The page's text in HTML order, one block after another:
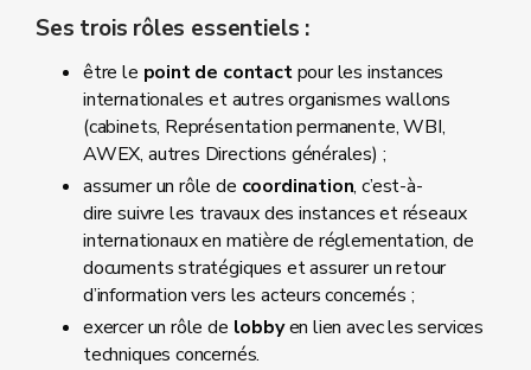
Ses trois rôles essentiels :
être le point de contactpour les instances
internationales et autres organismes wallons
(cabinets, Représentation permanente, WBI,
AWEX, autres Directions générales) ;
assumer un rôle de coordination, c’est-à-
dire suivre les travaux des instances et réseaux
internationaux en matière de réglementation, de
documents stratégiques et assurer un retour
d’information vers les acteurs concernés ;
exercer un rôle de lobbyen lien avec les services
techniques concernés.